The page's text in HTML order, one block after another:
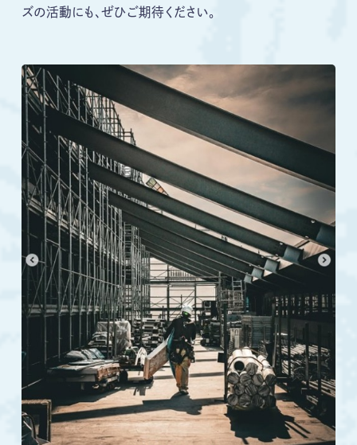
ズの活動にも、ぜひご期待ください。